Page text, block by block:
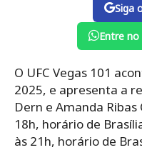
Siga
Entre no
O UFC Vegas 101
2025, e apresenta a
Dern e Amanda
18h, horário de
às 21h, horário de